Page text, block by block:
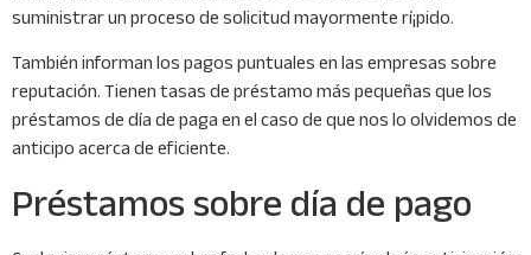
suministrar un proceso de solicitud mayormente rí¡pido.
También informan los pagos puntuales en las empresas sobre
reputación. Tienen tasas de préstamo más pequeñas que los
préstamos de día de paga en el caso de que nos lo olvidemos de
anticipo acerca de eficiente.
Préstamos sobre día de pago